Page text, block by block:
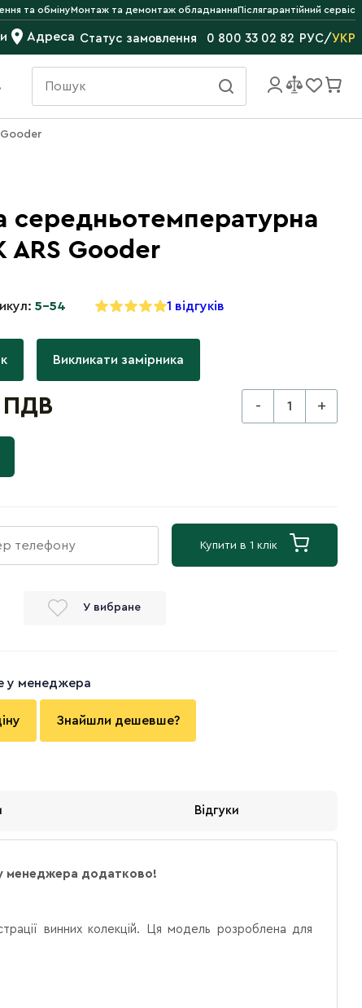
та обмінуМонтаж та демонтаж обладнанняПіслягарантійний сервіс
Адреса Статус замовлення 0 800 33 02 82 РУС/УКР
ARS Gooder
5-54 1 відгуків
Викликати замірника
ПДВ - +
Купити в 1 клік
У вибране
у менеджера
Знайшли дешевше?
Відгуки
менеджера додатково!
винних колекцій. Ця модель розроблена для